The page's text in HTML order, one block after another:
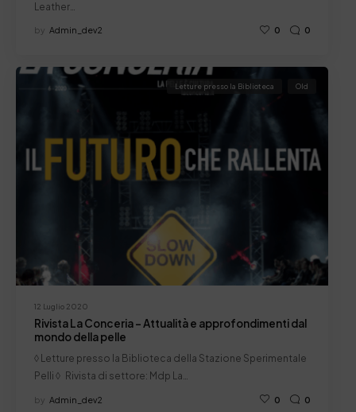
Leather…
by Admin_dev2 0 0
12 Luglio 2020
Letture presso la Biblioteca Old
Rivista La Conceria – Attualità e approfondimenti dal
mondo della pelle
◊ Letture presso la Biblioteca della Stazione Sperimentale
Pelli ◊ Rivista di settore: Mdp La…
by Admin_dev2 0 0